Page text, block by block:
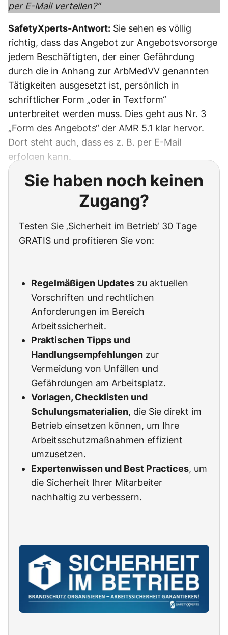
per E-Mail verteilen?“
SafetyXperts-Antwort: Sie sehen es völlig
richtig, dass das Angebot zur Angebotsvorsorge
jedem Beschäftigten, der einer Gefährdung
durch die in Anhang zur ArbMedVV genannten
Tätigkeiten ausgesetzt ist, persönlich in
schriftlicher Form „oder in Textform“
unterbreitet werden muss. Dies geht aus Nr. 3
„Form des Angebots“ der AMR 5.1 klar hervor.
Dort steht auch, dass es z. B. per E-Mail ​
erfolgen kann.
Sie haben noch keinen
Zugang?
Testen Sie ‚Sicherheit im Betrieb‘ 30 Tage
GRATIS und profitieren Sie von:
Regelmäßigen Updates zu aktuellen
Vorschriften und rechtlichen
Anforderungen im Bereich
Arbeitssicherheit.
Praktischen Tipps und
Handlungsempfehlungen zur
Vermeidung von Unfällen und
Gefährdungen am Arbeitsplatz.
Vorlagen, Checklisten und
Schulungsmaterialien, die Sie direkt im
Betrieb einsetzen können, um Ihre
Arbeitsschutzmaßnahmen effizient
umzusetzen.
Expertenwissen und Best Practices, um
die Sicherheit Ihrer Mitarbeiter
nachhaltig zu verbessern.